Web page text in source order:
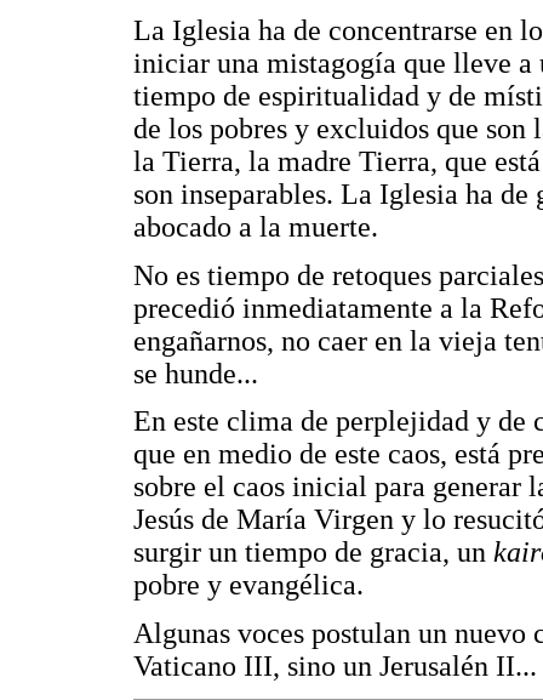
La Iglesia ha de concentrarse en
iniciar una mistagogía que lleve
tiempo de espiritualidad y de
de los pobres y excluidos que
la Tierra, la madre Tierra, que
son inseparables. La Iglesia ha de
abocado a la muerte.
No es tiempo de retoques
precedió inmediatamente a la
engañarnos, no caer en la vieja
se hunde...
En este clima de perplejidad y de
que en medio de este caos, está
sobre el caos inicial para generar
Jesús de María Virgen y lo
surgir un tiempo de gracia, un
pobre y evangélica.
Algunas voces postulan un nuevo
Vaticano III, sino un Jerusalén II...